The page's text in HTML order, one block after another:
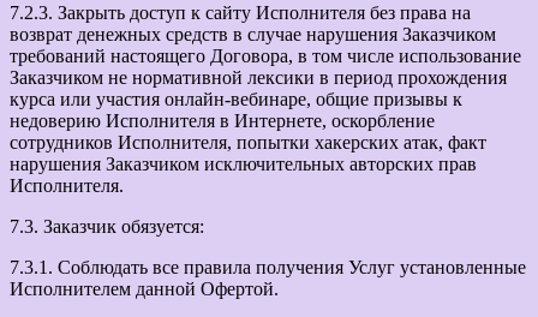
7.2.3. Закрыть доступ к сайту Исполнителя без права на
возврат денежных средств в случае нарушения Заказчиком
требований настоящего Договора, в том числе использование
Заказчиком не нормативной лексики в период прохождения
курса или участия онлайн-вебинаре, общие призывы к
недоверию Исполнителя в Интернете, оскорбление
сотрудников Исполнителя, попытки хакерских атак, факт
нарушения Заказчиком исключительных авторских прав
Исполнителя.
7.3. Заказчик обязуется:
7.3.1. Соблюдать все правила получения Услуг установленные
Исполнителем данной Офертой.